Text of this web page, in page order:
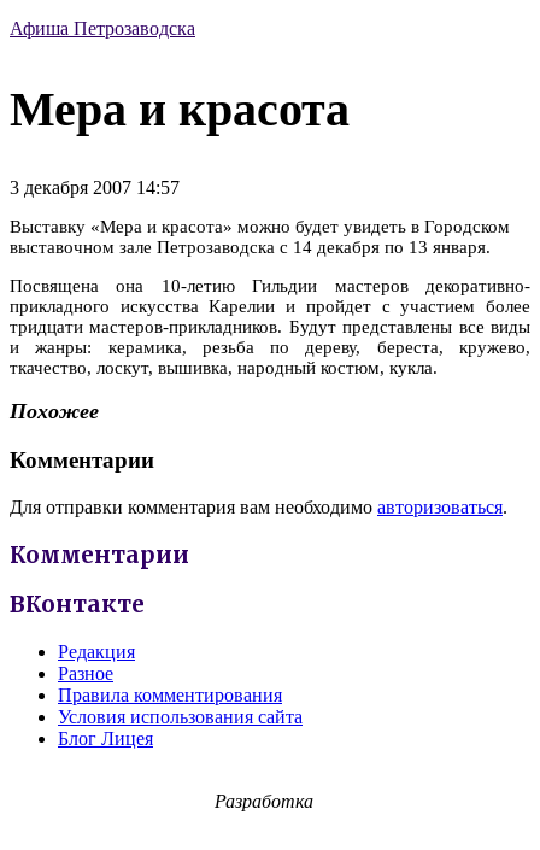
Афиша Петрозаводска
Мера и красота
3 декабря 2007 14:57
Выставку «Мера и красота» можно будет увидеть в Городском
выставочном зале Петрозаводска с 14 декабря по 13 января.
Посвящена она 10-летию Гильдии мастеров декоративно-
прикладного искусства Карелии и пройдет с участием более
тридцати мастеров-прикладников. Будут представлены все виды
и жанры: керамика, резьба по дереву, береста, кружево,
ткачество, лоскут, вышивка, народный костюм, кукла.
Похожее
Комментарии
Для отправки комментария вам необходимо авторизоваться.
Комментарии
ВКонтакте
Редакция
Разное
Правила комментирования
Условия использования сайта
Блог Лицея
Разработка